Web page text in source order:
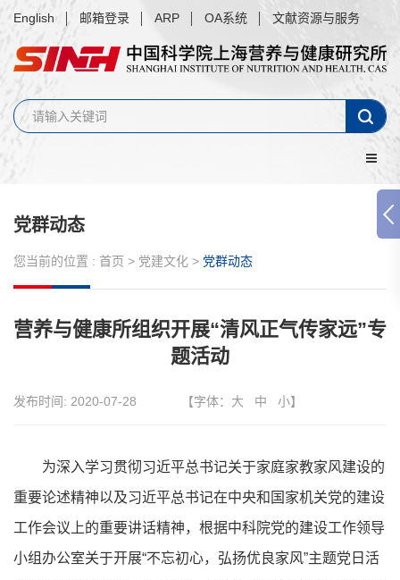
English 邮箱登录 ARP OA系统 文献资源与服务
党群动态
您当前的位置 : 首页 > 党建文化 > 党群动态
营养与健康所组织开展“清风正气传家远”专
题活动
发布时间: 2020-07-28 【字体： 大 中 小】
为深入学习贯彻习近平总书记关于家庭家教家风建设的
重要论述精神以及习近平总书记在中央和国家机关党的建设
工作会议上的重要讲话精神，根据中科院党的建设工作领导
小组办公室关于开展“不忘初心，弘扬优良家风”主题党日活